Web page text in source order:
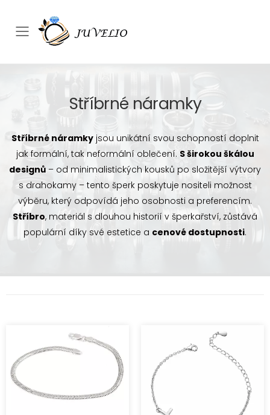
Přepínač mobilního menu
Stříbrné náramky
Stříbrné náramkyjsou unikátní svou schopností doplnit
jak formální, tak neformální oblečení. S širokou škálou
designů – od minimalistických kousků po složitější výtvory
s drahokamy – tento šperk poskytuje nositeli možnost
výběru, který odpovídá jeho osobnosti a preferencím.
Stříbro, materiál s dlouhou historií v šperkařství, zůstává
populární díky své estetice a cenové dostupnosti.